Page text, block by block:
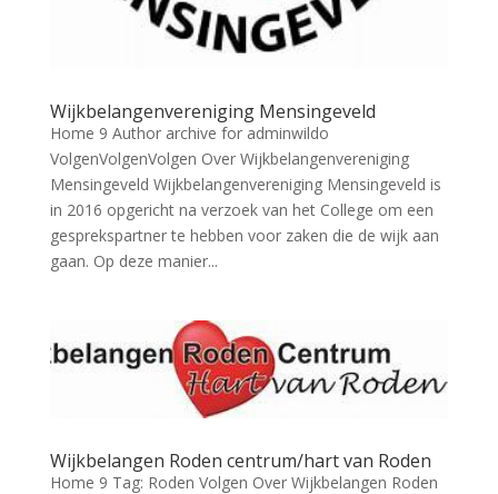
Wijkbelangenvereniging Mensingeveld
Home 9 Author archive for adminwildo
VolgenVolgenVolgen Over Wijkbelangenvereniging
Mensingeveld Wijkbelangenvereniging Mensingeveld is
in 2016 opgericht na verzoek van het College om een
gesprekspartner te hebben voor zaken die de wijk aan
gaan. Op deze manier...
Wijkbelangen Roden centrum/hart van Roden
Home 9 Tag: Roden Volgen Over Wijkbelangen Roden